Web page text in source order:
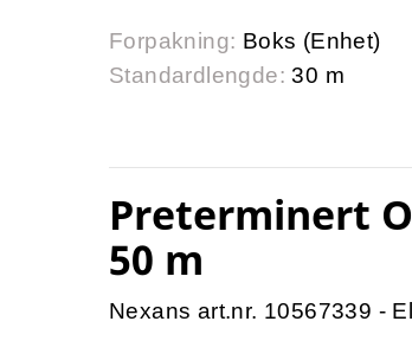
Forpakning: Boks (Enhet)
Standardlengde: 30 m
Preterminert
50 m
Nexans art.nr. 10567339 -